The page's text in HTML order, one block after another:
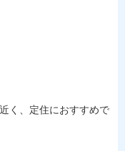
く、定住におすすめで